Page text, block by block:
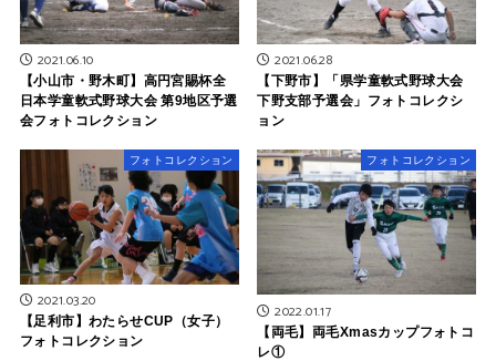
2021.06.10
【小山市・野木町】高円宮賜杯全
日本学童軟式野球大会 第9地区予選
会フォトコレクション
2021.06.28
【下野市】「県学童軟式野球大会
下野支部予選会」フォトコレクシ
ョン
フォトコレクション
2021.03.20
【足利市】わたらせCUP（女子）
フォトコレクション
フォトコレクション
2022.01.17
【両毛】両毛Xmasカップフォトコ
レ①